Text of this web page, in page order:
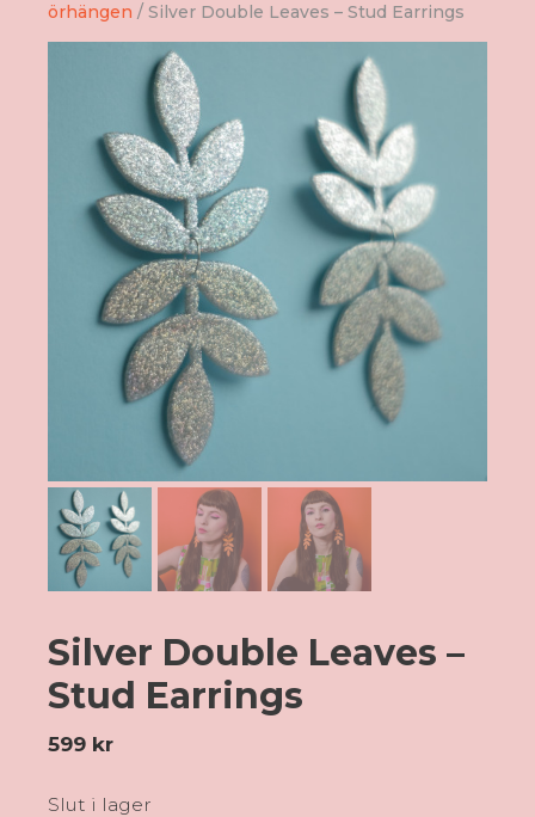
örhängen / Silver Double Leaves – Stud Earrings
Silver Double Leaves –
Stud Earrings
599 kr
Slut i lager